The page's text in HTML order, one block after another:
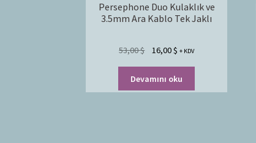
Persephone Duo Kulaklık ve
3.5mm Ara Kablo Tek Jaklı
53,00$ 16,00$ + KDV
Devamını oku